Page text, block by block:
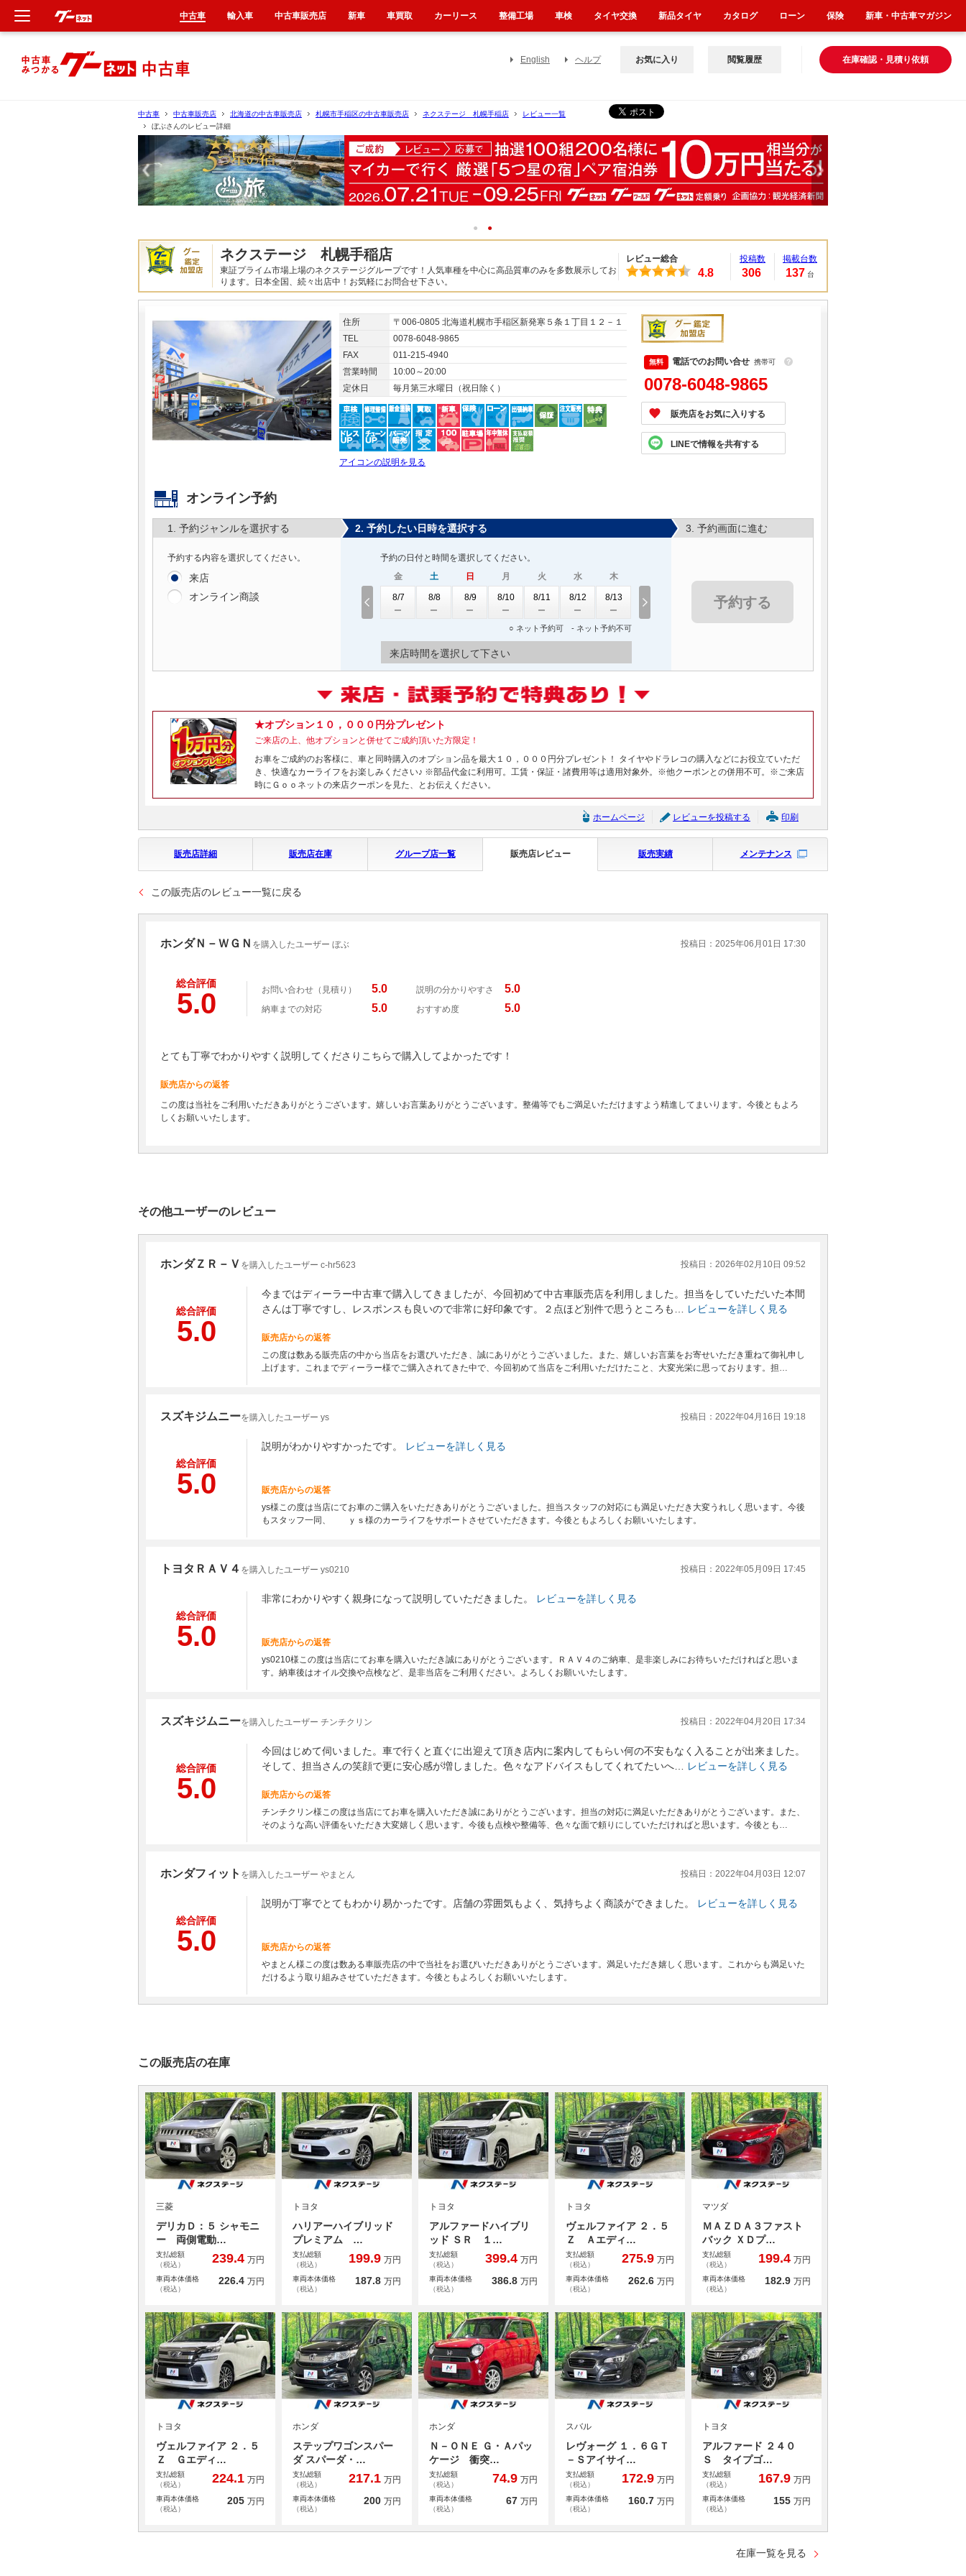
English ヘルプ 在庫確認・見積り依頼
お気に入り 閲覧履歴
中古車 中古車販売店 北海道の中古車販売店 札幌市手稲区の中古車販売店 ネクステージ 札幌手稲店
レビュー一覧
ぼぶさんのレビュー詳細
ネクステージ 札幌手稲店
東証プライム市場上場のネクステージグループです！人気車種を中心に高品質車のみを多数展示してお
ります。日本全国、続々出店中！お気軽にお問合せ下さい。
レビュー総合
4.8
投稿数
306
掲載台数
137 台
住所
〒006-0805 北海道札幌市手稲区新発寒５条１丁目１２－１
TEL
0078-6048-9865
FAX
011-215-4940
営業時間
10:00～20:00
定休日
毎月第三水曜日（祝日除く）
アイコンの説明を見る
電話でのお問い合せ 携帯可 ？
0078-6048-9865
販売店をお気に入りする
LINEで情報を共有する
オンライン予約
1. 予約ジャンルを選択する
予約する内容を選択してください。
来店
オンライン商談
2. 予約したい日時を選択する
予約の日付と時間を選択してください。
金
8/7
土
8/8
日
8/9
月
8/10
火
8/11
水
8/12
木
8/13
○ ネット予約可 - ネット予約不可
来店時間を選択して下さい
3. 予約画面に進む
予約する
★オプション１０，０００円分プレゼント
ご来店の上、他オプションと併せてご成約頂いた方限定！
お車をご成約のお客様に、車と同時購入のオプション品を最大１０，０００円分プレゼント！ タイヤやドラレコの購入などにお役立ていただ
き、快適なカーライフをお楽しみください♪ ※部品代金に利用可。工賃・保証・諸費用等は適用対象外。※他クーポンとの併用不可。※ご来店
時にＧｏｏネットの来店クーポンを見た、とお伝えください。
ホームページ レビューを投稿する 印刷
販売店詳細 販売店在庫 グループ店一覧 販売店レビュー 販売実績 メンテナンス
この販売店のレビュー一覧に戻る
ホンダＮ－ＷＧＮ を購入したユーザー ぼぶ 投稿日：2025年06月01日 17:30
総合評価
5.0 お問い合わせ（見積り） 5.0 説明の分かりやすさ 5.0
納車までの対応 5.0 おすすめ度 5.0
とても丁寧でわかりやすく説明してくださりこちらで購入してよかったです！
販売店からの返答
この度は当社をご利用いただきありがとうございます。嬉しいお言葉ありがとうございます。整備等でもご満足いただけますよう精進してまいります。今後ともよろ
しくお願いいたします。
その他ユーザーのレビュー
ホンダＺＲ－Ｖ を購入したユーザー c-hr5623 投稿日：2026年02月10日 09:52
総合評価
5.0
今まではディーラー中古車で購入してきましたが、今回初めて中古車販売店を利用しました。担当をしていただいた本間
さんは丁寧ですし、レスポンスも良いので非常に好印象です。２点ほど別件で思うところも…
レビューを詳しく見る
販売店からの返答
この度は数ある販売店の中から当店をお選びいただき、誠にありがとうございました。また、嬉しいお言葉をお寄せいただき重ねて御礼申し
上げます。これまでディーラー様でご購入されてきた中で、今回初めて当店をご利用いただけたこと、大変光栄に思っております。担…
スズキジムニーを購入したユーザー ys 投稿日：2022年04月16日 19:18
総合評価
5.0
説明がわかりやすかったです。 レビューを詳しく見る
販売店からの返答
ys様この度は当店にてお車のご購入をいただきありがとうございました。担当スタッフの対応にも満足いただき大変うれしく思います。今後
もスタッフ一同、 ｙｓ様のカーライフをサポートさせていただきます。今後ともよろしくお願いいたします。
トヨタＲＡＶ４ を購入したユーザー ys0210 投稿日：2022年05月09日 17:45
総合評価
5.0
非常にわかりやすく親身になって説明していただきました。 レビューを詳しく見る
販売店からの返答
ys0210様この度は当店にてお車を購入いただき誠にありがとうございます。ＲＡＶ４のご納車、是非楽しみにお待ちいただければと思いま
す。納車後はオイル交換や点検など、是非当店をご利用ください。よろしくお願いいたします。
スズキジムニーを購入したユーザー チンチクリン 投稿日：2022年04月20日 17:34
総合評価
5.0
今回はじめて伺いました。車で行くと直ぐに出迎えて頂き店内に案内してもらい何の不安もなく入ることが出来ました。
そして、担当さんの笑顔で更に安心感が増しました。色々なアドバイスもしてくれてたいへ…
レビューを詳しく見る
販売店からの返答
チンチクリン様この度は当店にてお車を購入いただき誠にありがとうございます。担当の対応に満足いただきありがとうございます。また、
そのような高い評価をいただき大変嬉しく思います。今後も点検や整備等、色々な面で頼りにしていただければと思います。今後とも…
ホンダフィット を購入したユーザー やまとん 投稿日：2022年04月03日 12:07
総合評価
5.0
説明が丁寧でとてもわかり易かったです。店舗の雰囲気もよく、気持ちよく商談ができました。 レビューを詳しく見る
販売店からの返答
やまとん様この度は数ある車販売店の中で当社をお選びいただきありがとうございます。満足いただき嬉しく思います。これからも満足いた
だけるよう取り組みさせていただきます。今後ともよろしくお願いいたします。
この販売店の在庫
三菱
デリカＤ：５ シャモニ
ー 両側電動…
支払総額
（税込）
239.4 万円
車両本体価格
（税込）
226.4 万円
トヨタ
ハリアーハイブリッド
プレミアム …
支払総額
（税込）
199.9 万円
車両本体価格
（税込）
187.8 万円
トヨタ
アルファードハイブリ
ッド ＳＲ １…
支払総額
（税込）
399.4 万円
車両本体価格
（税込）
386.8 万円
トヨタ
ヴェルファイア ２．５
Ｚ Ａエディ…
支払総額
（税込）
275.9 万円
車両本体価格
（税込）
262.6 万円
マツダ
ＭＡＺＤＡ３ファスト
バック ＸＤプ…
支払総額
（税込）
199.4 万円
車両本体価格
（税込）
182.9 万円
トヨタ
ヴェルファイア ２．５
Ｚ Ｇエディ…
支払総額
（税込）
224.1 万円
車両本体価格
（税込）
205 万円
ホンダ
ステップワゴンスパー
ダ スパーダ・…
支払総額
（税込）
217.1 万円
車両本体価格
（税込）
200 万円
ホンダ
Ｎ－ＯＮＥ Ｇ・Ａパッ
ケージ 衝突…
支払総額
（税込）
74.9 万円
車両本体価格
（税込）
67 万円
スバル
レヴォーグ １．６ＧＴ
－Ｓアイサイ…
支払総額
（税込）
172.9 万円
車両本体価格
（税込）
160.7 万円
トヨタ
アルファード ２４０
Ｓ タイプゴ…
支払総額
（税込）
167.9 万円
車両本体価格
（税込）
155 万円
在庫一覧を見る
中古車 輸入車 中古車販売店 新車 車買取 カーリース 整備工場 車検 タイヤ交換 新品タイヤ カタログ ローン 保険 新車・中古車マガジン
新車